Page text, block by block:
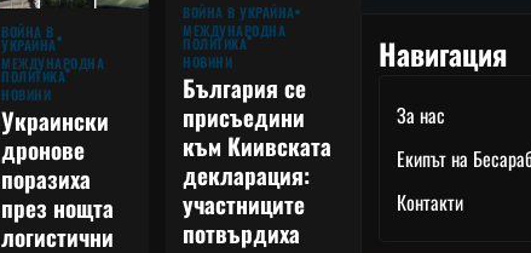
ВОЙНА В
УКРАЙНА
МЕЖДУНАРОДНА
ПОЛИТИКА
НОВИНИ
Украински
дронове
поразиха
през нощта
логистични
ВОЙНА В УКРАЙНА
МЕЖДУНАРОДНА
ПОЛИТИКА
НОВИНИ
България се
присъедини
към Киивската
декларация:
участниците
потвърдиха
Навигация
За нас
Екипът на
Контакти